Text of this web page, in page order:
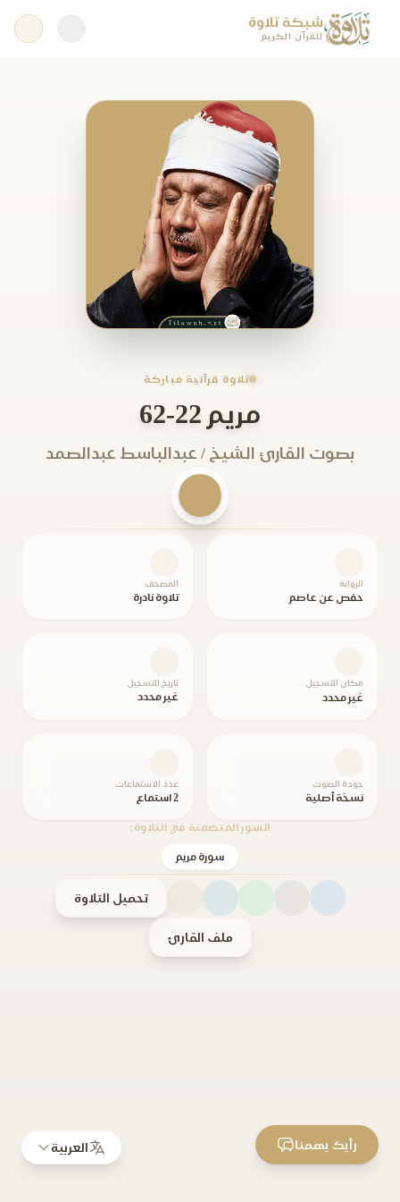
شبكة تلاوة
للقرآن الكريم
تلاوة قرآنية مباركة
مريم 22-62
بصوت القارئ الشيخ / عبدالباسط عبدالصمد
الرواية
حفص عن عاصم
المصحف
تلاوة نادرة
مكان التسجيل
غير محدد
تاريخ التسجيل
غير محدد
جودة الصوت
نسخة أصلية
عدد الاستماعات
2 استماع
السور المتضمنة في التلاوة:
سورة مريم
تحميل التلاوة
ملف القارئ
العربية رأيك يهمنا